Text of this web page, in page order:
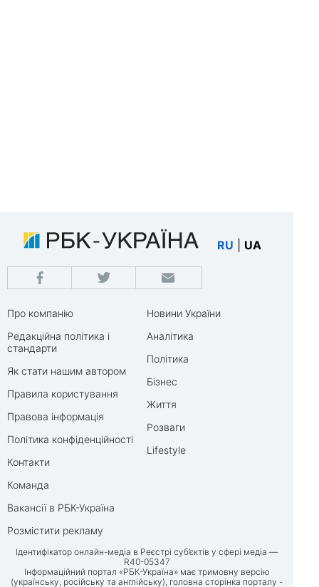
RU UA
Про компанію
Редакційна політика і
стандарти
Як стати нашим автором
Правила користування
Правова інформація
Політика конфіденційності
Контакти
Команда
Вакансії в РБК-Україна
Розмістити рекламу
Новини України
Аналітика
Політика
Бізнес
Життя
Розваги
Lifestyle
Ідентифікатор онлайн-медіа в Реєстрі суб’єктів у сфері медіа —
R40-05347
Інформаційний портал «РБК-Україна» має тримовну версію
(українську, російську та англійську), головна сторінка порталу -